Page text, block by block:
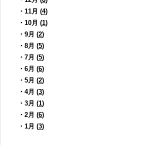
・11月 (4)
・10月 (1)
・9月 (2)
・8月 (5)
・7月 (5)
・6月 (6)
・5月 (2)
・4月 (3)
・3月 (1)
・2月 (6)
・1月 (3)